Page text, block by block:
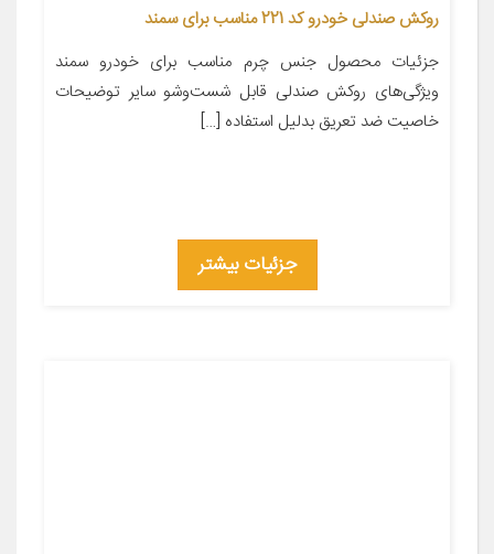
روکش صندلی خودرو کد 221 مناسب برای سمند
جزئیات محصول جنس چرم مناسب برای خودرو سمند
ویژگی‌های روکش صندلی قابل شست‌وشو سایر توضیحات
خاصیت ضد تعریق بدلیل استفاده […]
جزئیات بیشتر